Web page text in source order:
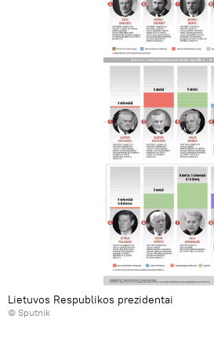
Lietuvos Respublikos prezidentai
© Sputnik